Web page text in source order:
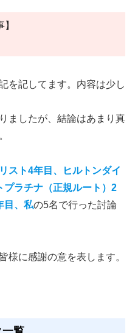
を記してます。内容は少し
ましたが、結論はあまり真
スト4年目、ヒルトンダイ
プラチナ（正規ルート）2
目、私の5名で行った討論
に感謝の意を表します。